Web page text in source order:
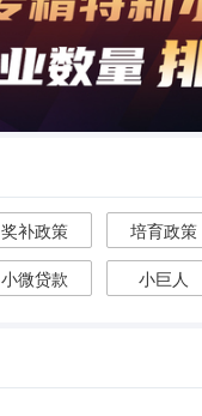
奖补政策 培育政策
小微贷款 小巨人